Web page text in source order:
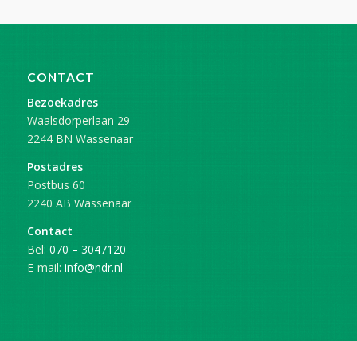
CONTACT
Bezoekadres
Waalsdorperlaan 29
2244 BN Wassenaar
Postadres
Postbus 60
2240 AB Wassenaar
Contact
Bel: 070 – 3047120
E-mail: info@ndr.nl